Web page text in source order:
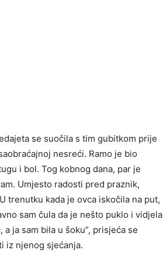
se suočila s tim gubitkom prije
nesreći. Ramo je bio
i bol. Tog kobnog dana, par je
Umjesto radosti pred praznik,
trenutku kada je ovca iskočila na put,
sam čula da je nešto puklo i vidjela
ja sam bila u šoku”, prisjeća se
iz njenog sjećanja.